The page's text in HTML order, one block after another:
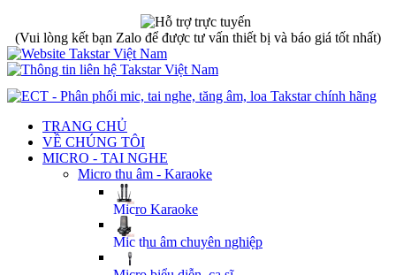
(Vui lòng kết bạn Zalo để được tư vấn thiết bị và báo giá tốt nhất)
TRANG CHỦ
VỀ CHÚNG TÔI
MICRO - TAI NGHE
Micro thu âm - Karaoke
Micro Karaoke
Mic thu âm chuyên nghiệp